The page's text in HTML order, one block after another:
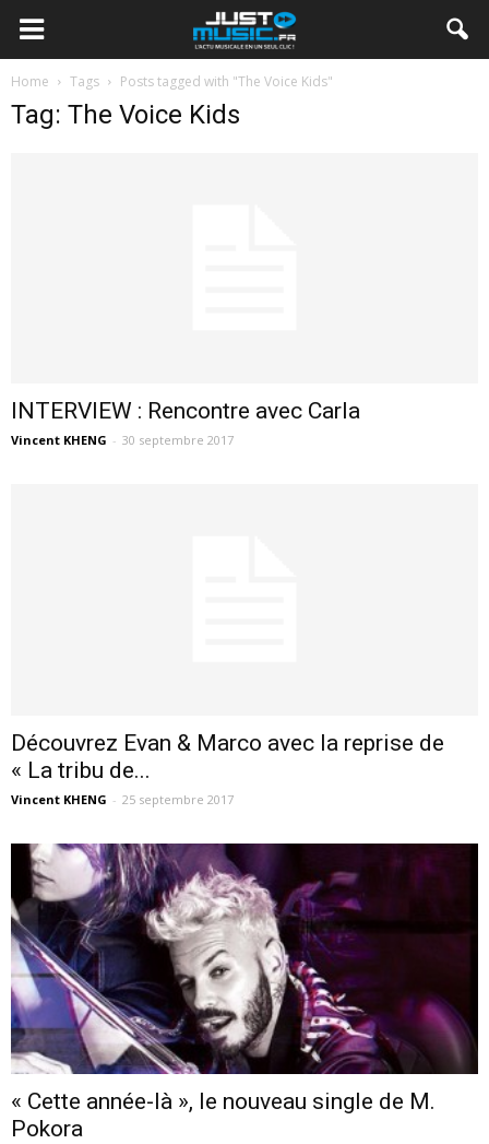
Home Tags Posts tagged with "The Voice Kids"
Tag: The Voice Kids
INTERVIEW : Rencontre avec Carla
Vincent KHENG - 30 septembre 2017
Découvrez Evan & Marco avec la reprise de
« La tribu de...
Vincent KHENG - 25 septembre 2017
« Cette année-là », le nouveau single de M.
Pokora